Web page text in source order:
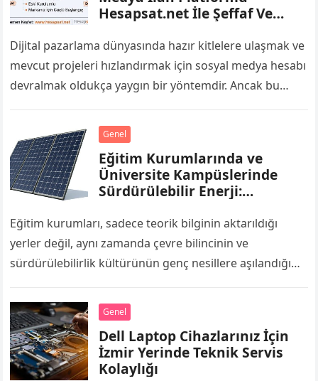
Hesapsat.net İle Şeffaf Ve
Dijital pazarlama dünyasında hazır kitlelere ulaşmak ve
mevcut projeleri hızlandırmak için sosyal medya hesabı
devralmak oldukça yaygın bir yöntemdir. Ancak bu
Genel
Eğitim Kurumlarında ve
Üniversite Kampüslerinde
Sürdürülebilir Enerji:
Nesillerine Örnek Kampüsler
Eğitim kurumları, sadece teorik bilginin aktarıldığı
yerler değil, aynı zamanda çevre bilincinin ve
sürdürülebilirlik kültürünün genç nesillere aşılandığı
spor salonları gün…
Genel
Dell Laptop Cihazlarınız İçin
İzmir Yerinde Teknik Servis
Kolaylığı